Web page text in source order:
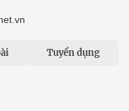
Tuyển dụng